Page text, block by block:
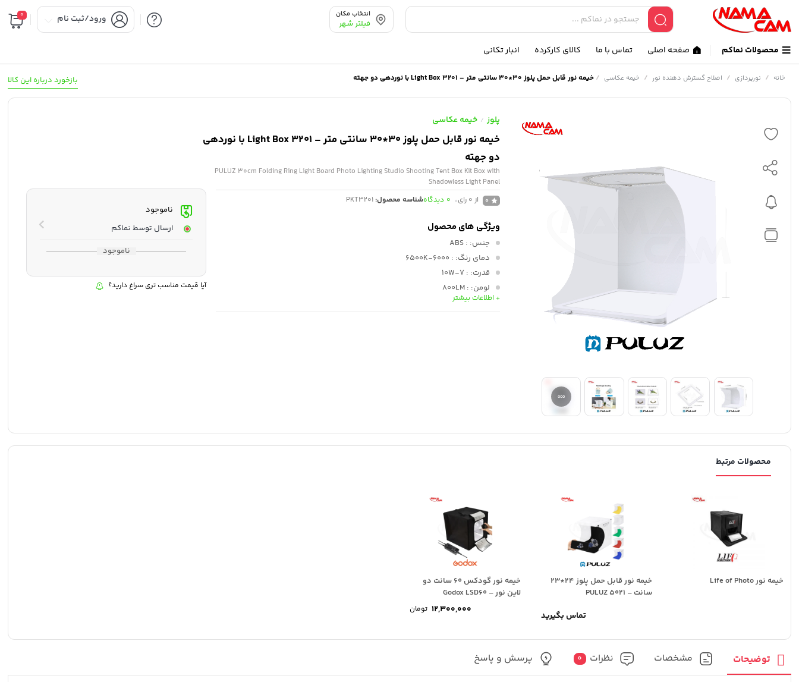
انتخاب مکان
فیلتر شهر ورود/ثبت نام 0
محصولات نماکم صفحه اصلی تماس با ما کالای کارکرده انبار تکانی
بازخورد درباره این کالا خانه / نورپردازی / اصلاح گسترش دهنده نور / خیمه عکاسی /خیمه نور قابل حمل پلوز 30*30 سانتی متر – 3201 Light Box با نوردهی دو جهته
پلوز / خیمه عکاسی
خیمه نور قابل حمل پلوز 30*30 سانتی متر – 3201 Light Box با نوردهی
دو جهته
PULUZ 30cm Folding Ring Light Board Photo Lighting Studio Shooting Tent Box Kit Box with
Shadowless Light Panel
0 از 0 رای 0 دیدگاهشناسه محصول:PKT3201
ویژگی های محصول
جنس: : ABS
دمای رنگ: : 6000-6500K
قدرت: : 7-10W
لومن: : 800LM
مدل مهره چراغ:
+ اطلاعات بیشتر
ناموجود
ارسال توسط نماکم
ناموجود
آیا قیمت مناسب تری سراغ دارید؟
محصولات مرتبط
خیمه نور Life of Photo
خیمه نور قابل حمل پلوز 24*23
سانت – 5021 PULUZ
تماس بگیرید
خیمه نور گودکس 60 سانت دو
لاین نور – Godox LSD60
12,300,000 تومان
توضیحات مشخصات نظرات 0 پرسش و پاسخ